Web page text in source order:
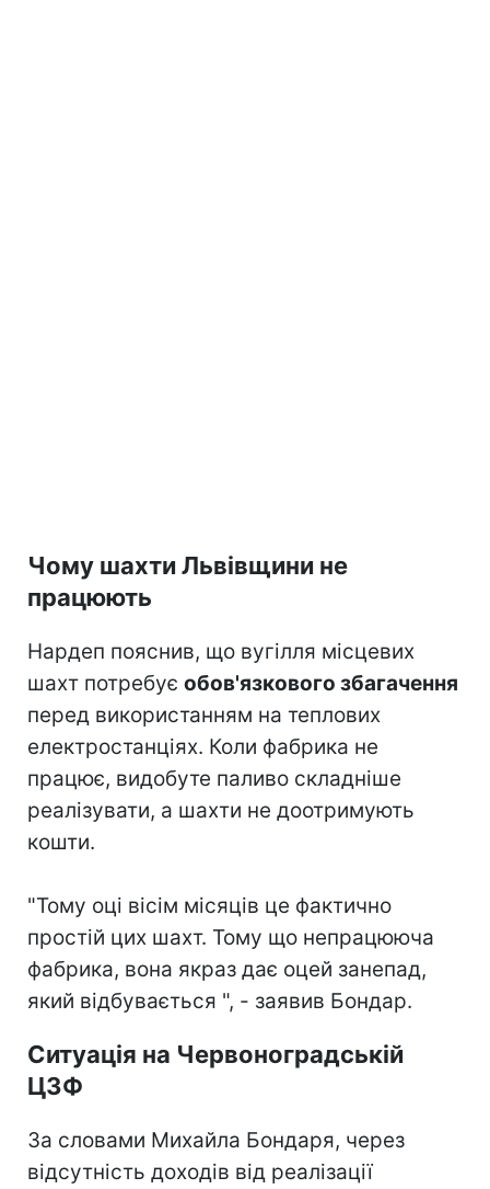
Чому шахти Львівщини не
працюють
Нардеп пояснив, що вугілля місцевих
шахт потребує обов'язкового збагачення
перед використанням на теплових
електростанціях. Коли фабрика не
працює, видобуте паливо складніше
реалізувати, а шахти не доотримують
кошти.
"Тому оці вісім місяців це фактично
простій цих шахт. Тому що непрацююча
фабрика, вона якраз дає оцей занепад,
який відбувається ", - заявив Бондар.
Ситуація на Червоноградській
ЦЗФ
За словами Михайла Бондаря, через
відсутність доходів від реалізації